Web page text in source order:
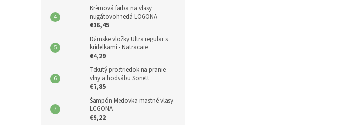
Krémová farba na vlasy
nugátovohnedá LOGONA
€16,45
Dámske vložky Ultra regular s
krídelkami - Natracare
€4,29
Tekutý prostriedok na pranie
vlny a hodvábu Sonett
€7,85
Šampón Medovka mastné vlasy
LOGONA
€9,22